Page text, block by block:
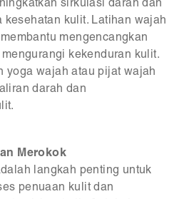
sirkulasi darah dan
kesehatan kulit. Latihan wajah
mengencangkan
kekenduran kulit.
yoga wajah atau pijat wajah
darah dan
Merokok
langkah penting untuk
penuaan kulit dan